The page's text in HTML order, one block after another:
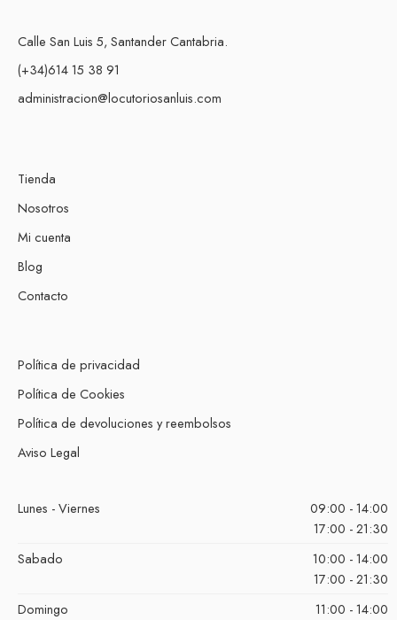
Calle San Luis 5, Santander Cantabria.
(+34)614 15 38 91
administracion@locutoriosanluis.com
Tienda
Nosotros
Mi cuenta
Blog
Contacto
Política de privacidad
Política de Cookies
Política de devoluciones y reembolsos
Aviso Legal
Lunes - Viernes
09:00 - 14:00
17:00 - 21:30
Sabado
10:00 - 14:00
17:00 - 21:30
Domingo
11:00 - 14:00